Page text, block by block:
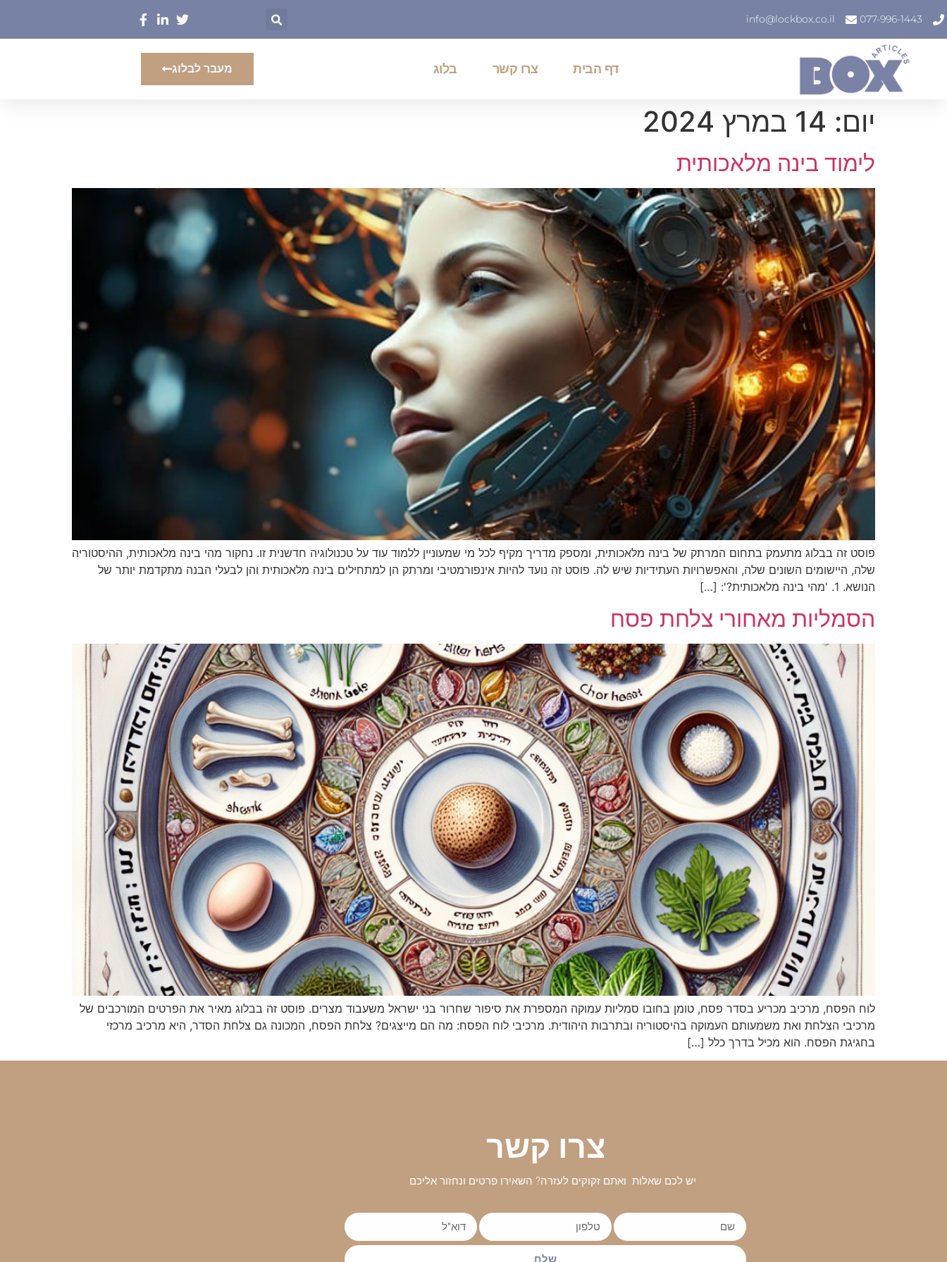
077-996-1443
info@lockbox.co.il
דף הבית צרו קשר בלוג מעבר לבלוג
יום: 14 במרץ 2024
לימוד בינה מלאכותית
פוסט זה בבלוג מתעמק בתחום המרתק של בינה מלאכותית, ומספק מדריך מקיף לכל מי שמעוניין ללמוד עוד על טכנולוגיה חדשנית זו. נחקור מהי בינה מלאכותית, ההיסטוריה
שלה, היישומים השונים שלה, והאפשרויות העתידיות שיש לה. פוסט זה נועד להיות אינפורמטיבי ומרתק הן למתחילים בינה מלאכותית והן לבעלי הבנה מתקדמת יותר של
הנושא. 1. 'מהי בינה מלאכותית?': […]
הסמליות מאחורי צלחת פסח
לוח הפסח, מרכיב מכריע בסדר פסח, טומן בחובו סמליות עמוקה המספרת את סיפור שחרור בני ישראל משעבוד מצרים. פוסט זה בבלוג מאיר את הפרטים המורכבים של
מרכיבי הצלחת ואת משמעותם העמוקה בהיסטוריה ובתרבות היהודית. מרכיבי לוח הפסח: מה הם מייצגים? צלחת הפסח, המכונה גם צלחת הסדר, היא מרכיב מרכזי
בחגיגת הפסח. הוא מכיל בדרך כלל […]
צרו קשר
יש לכם שאלות ואתם זקוקים לעזרה? השאירו פרטים ונחזור אליכם
שלח